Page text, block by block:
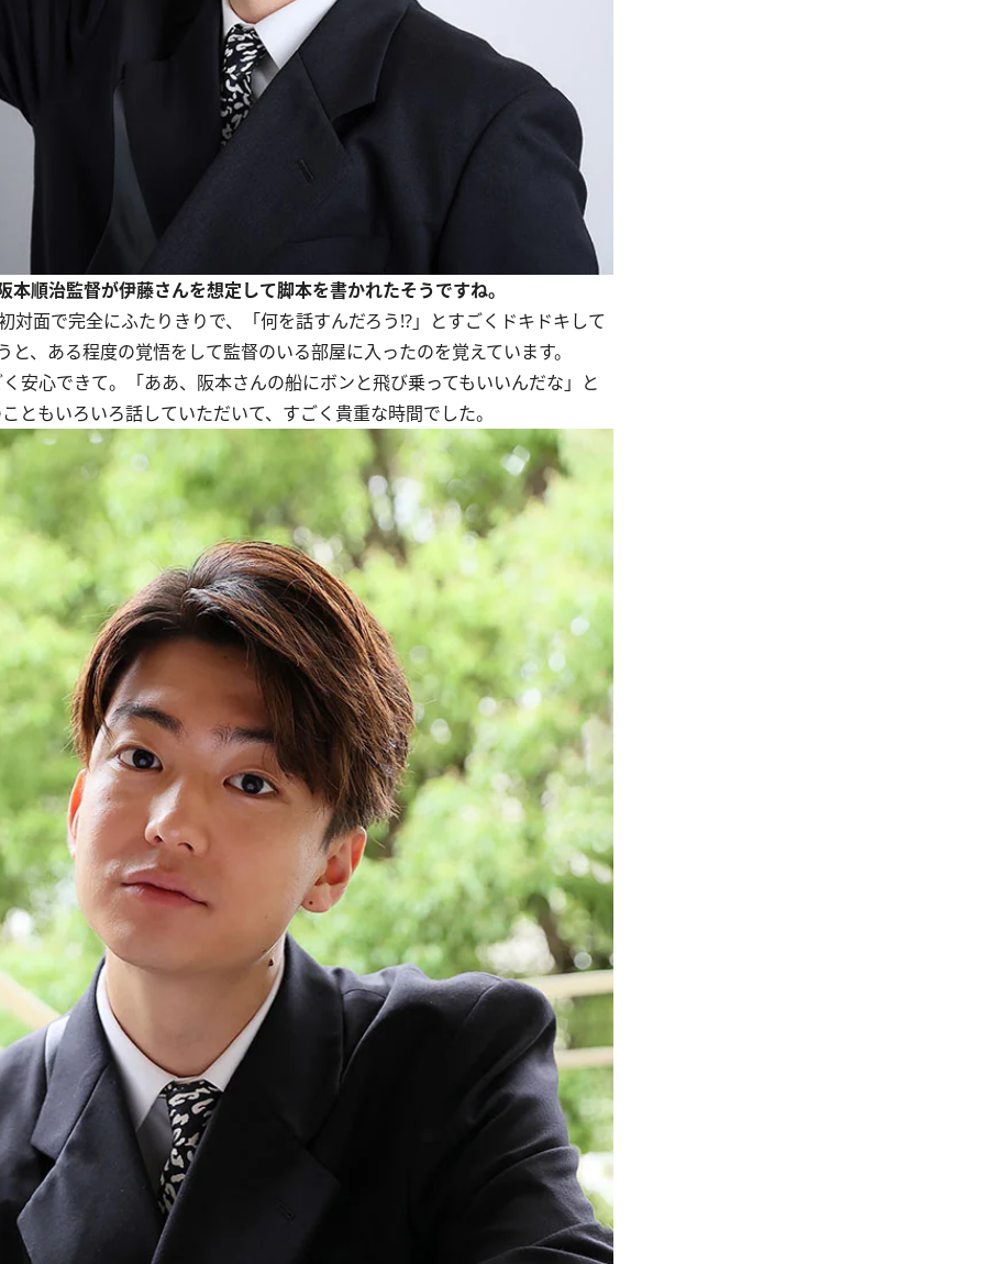
順治監督が伊藤さんを想定して脚本を書かれたそうですね。
面で完全にふたりきりで、「何を話すんだろう!?」とすごくドキドキして
、ある程度の覚悟をして監督のいる部屋に入ったのを覚えています。
心できて。「ああ、阪本さんの船にボンと飛び乗ってもいいんだな」と
ともいろいろ話していただいて、すごく貴重な時間でした。